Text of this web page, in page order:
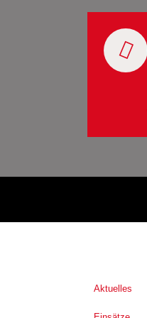
Aktuelles